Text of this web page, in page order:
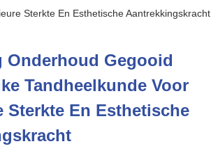
Sterkte En Esthetische Aantrekkingskracht
Onderhoud Gegooid
Tandheelkunde Voor
Sterkte En Esthetische